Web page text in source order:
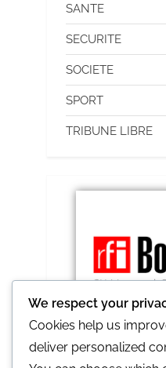
SANTE
SECURITE
SOCIETE
SPORT
TRIBUNE LIBRE
RFI lance le prix
We respect your
Cookies help us
deliver personalized